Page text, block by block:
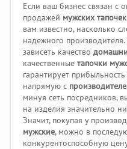
Если ваш бизнес связан с
продажей мужских тапочек
вам известно, насколько
надежного
зависеть качество
качественные тапочки
гарантирует
напрямую с
минуя сеть посредников,
на изделия значительно
Значит, покупая у
мужские, можно в
конкурентоспособную